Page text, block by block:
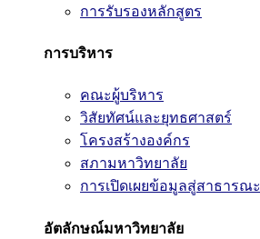
การรับรองหลักสูตร
การบริหาร
คณะผู้บริหาร
วิสัยทัศน์และยุทธศาสตร์
โครงสร้างองค์กร
สภามหาวิทยาลัย
การเปิดเผยข้อมูลสู่สาธารณะ
อัตลักษณ์มหาวิทยาลัย